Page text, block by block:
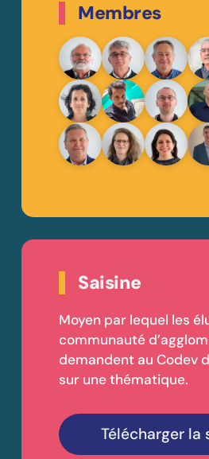
Membres
Saisine
Moyen par lequel les
communauté
demandent au Codev
sur une thématique.
Télécharger la